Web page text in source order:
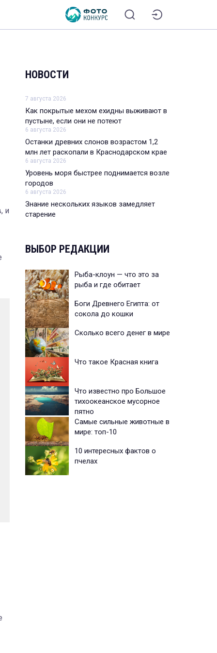
и
НОВОСТИ
7 августа 2026
Как покрытые мехом ехидны выживают в
пустыне, если они не потеют
6 августа 2026
Останки древних слонов возрастом 1,2
млн лет раскопали в Краснодарском крае
6 августа 2026
Уровень моря быстрее поднимается возле
городов
6 августа 2026
Знание нескольких языков замедляет
старение
ВЫБОР РЕДАКЦИИ
Рыба-клоун — что это за
рыба и где обитает
Боги Древнего Египта: от
сокола до кошки
Сколько всего денег в мире
Что такое Красная книга
Что известно про Большое
тихоокеанское мусорное
пятно
Самые сильные животные в
мире: топ-10
10 интересных фактов о
пчелах